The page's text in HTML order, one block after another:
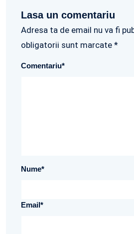
Lasa un comentariu
Adresa ta de email nu va fi
obligatorii sunt marcate *
Comentariu*
Nume*
Email*